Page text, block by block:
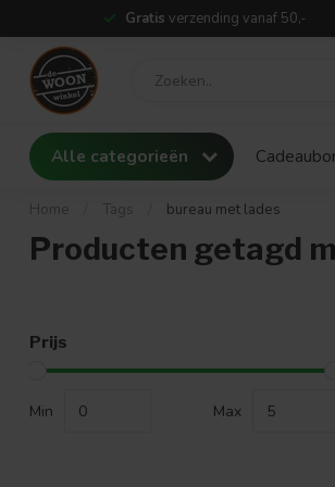
Gratis verzending vanaf 50,-
Alle categorieën
Home Tags bureau met lades
Producten getagd
Prijs
Min Max